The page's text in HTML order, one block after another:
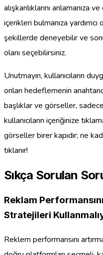
alışkanlıklarını anlamanıza
içerikleri bulmanıza yardımcı
şekillerde deneyebilir ve
olanı seçebilirsiniz.
Unutmayın, kullanıcıların
onları hedeflemenin
başlıklar ve görseller,
kullanıcıların içeriğinize
görseller birer kapıdır; ne
tıklanır!
Sıkça Sorulan
Reklam
Stratejileri
Reklem performansını